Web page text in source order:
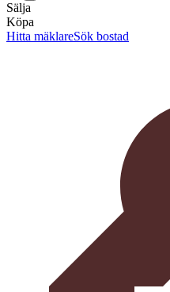
Sälja
Köpa
Hitta mäklareSök bostad